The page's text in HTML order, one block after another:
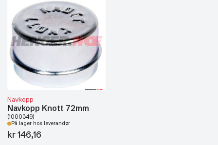
Navkopp
Navkopp Knott 72mm
(1000349)
På lager hos leverandør
kr146,16